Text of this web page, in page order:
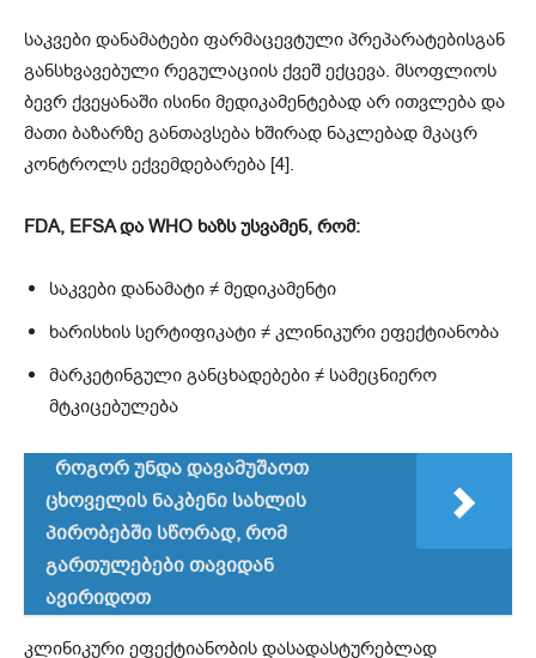
საკვები დანამატები ფარმაცევტული პრეპარატებისგან
განსხვავებული რეგულაციის ქვეშ ექცევა. მსოფლიოს
ბევრ ქვეყანაში ისინი მედიკამენტებად არ ითვლება და
მათი ბაზარზე განთავსება ხშირად ნაკლებად მკაცრ
კონტროლს ექვემდებარება [4].
FDA, EFSA და WHO ხაზს უსვამენ, რომ:
საკვები დანამატი ≠ მედიკამენტი
ხარისხის სერტიფიკატი ≠ კლინიკური ეფექტიანობა
მარკეტინგული განცხადებები ≠ სამეცნიერო
მტკიცებულება
როგორ უნდა დავამუშაოთ
ცხოველის ნაკბენი სახლის
პირობებში სწორად, რომ
გართულებები თავიდან
ავირიდოთ
კლინიკური ეფექტიანობის დასადასტურებლად